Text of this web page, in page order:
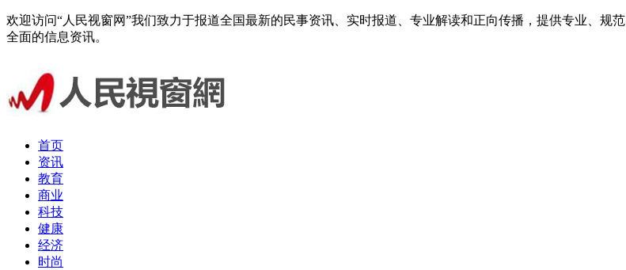
欢迎访问“人民视窗网”我们致力于报道全国最新的民事资讯、实时报道、专业解读和正向传播，提供专业、
全面的信息资讯。
首页
资讯
教育
商业
科技
健康
经济
时尚